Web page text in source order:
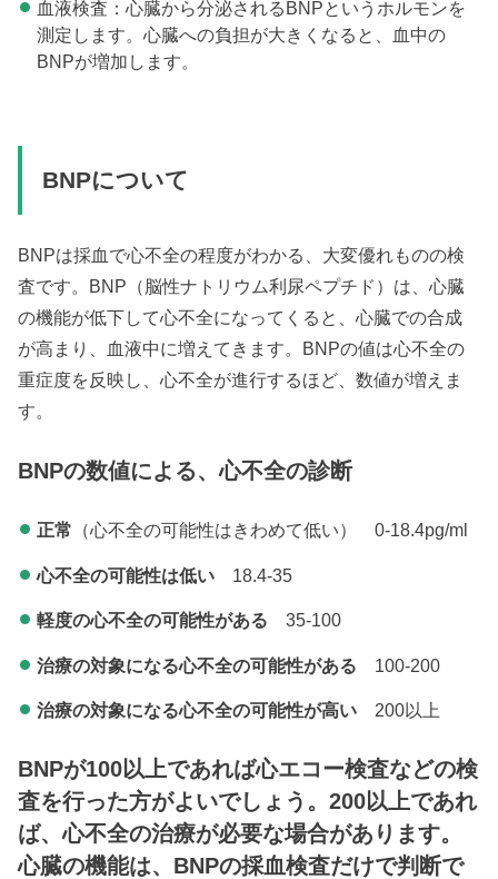
血液検査：心臓から分泌されるBNPというホルモンを
測定します。心臓への負担が大きくなると、血中の
BNPが増加します。
BNPについて
BNPは採血で心不全の程度がわかる、大変優れものの検
査です。BNP（脳性ナトリウム利尿ペプチド）は、心臓
の機能が低下して心不全になってくると、心臓での合成
が高まり、血液中に増えてきます。BNPの値は心不全の
重症度を反映し、心不全が進行するほど、数値が増えま
す。
BNPの数値による、心不全の診断
正常 （心不全の可能性はきわめて低い） 0-18.4pg/ml
心不全の可能性は低い18.4-35
軽度の心不全の可能性がある 35-100
治療の対象になる心不全の可能性がある 100-200
治療の対象になる心不全の可能性が高い200以上
BNPが100以上であれば心エコー検査などの検
査を行った方がよいでしょう。200以上であれ
ば、心不全の治療が必要な場合があります。
心臓の機能は、BNPの採血検査だけで判断で